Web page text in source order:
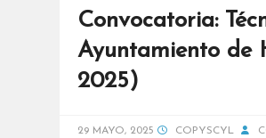
Convocatoria:
Ayuntamiento de
2025)
29 MAYO, 2025 COPYSCYL